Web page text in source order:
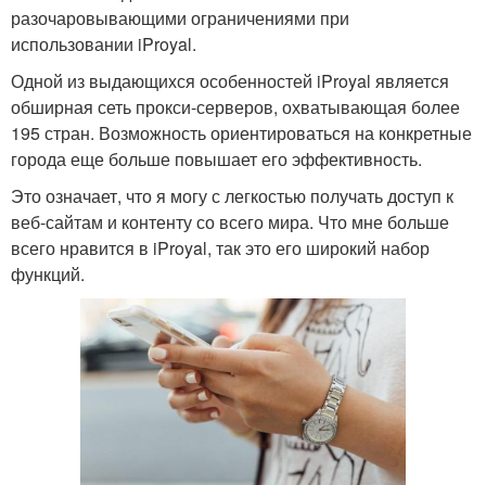
разочаровывающими ограничениями при
использовании iProyal.
Одной из выдающихся особенностей iProyal является
обширная сеть прокси-серверов, охватывающая более
195 стран. Возможность ориентироваться на конкретные
города еще больше повышает его эффективность.
Это означает, что я могу с легкостью получать доступ к
веб-сайтам и контенту со всего мира. Что мне больше
всего нравится в iProyal, так это его широкий набор
функций.